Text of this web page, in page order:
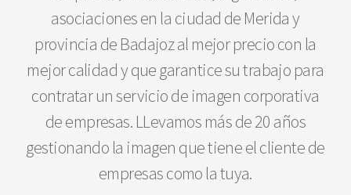
asociaciones en la ciudad de Merida y
provincia de Badajoz al mejor precio con la
mejor calidad y que garantice su trabajo para
contratar un servicio de imagen corporativa
de empresas. LLevamos más de 20 años
gestionando la imagen que tiene el cliente de
empresas como la tuya.